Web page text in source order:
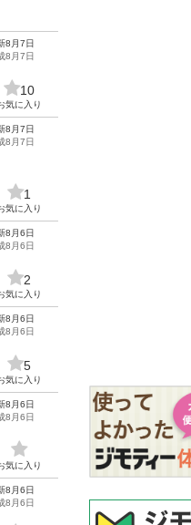
8月7日
8月7日
10
気に入り
8月7日
8月7日
1
気に入り
8月6日
8月6日
2
気に入り
8月6日
8月6日
5
気に入り
8月6日
8月6日
気に入り
8月6日
8月6日